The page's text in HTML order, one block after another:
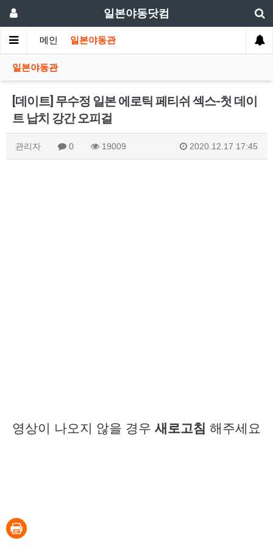
일본야동닷컴
메인 일본야동관
일본야동관
[데이트] 무수정 일본 에로틱 페티쉬 섹스-첫 데이
트 납치 강간 오피걸
관리자 0 19009 2020.12.17 17:45
영상이 나오지 않을 경우 새로고침 해주세요